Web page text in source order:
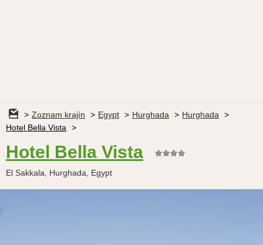
Zoznam krajín Egypt Hurghada
Hurghada
Hotel Bella Vista
Hotel Bella Vista
El Sakkala, Hurghada, Egypt